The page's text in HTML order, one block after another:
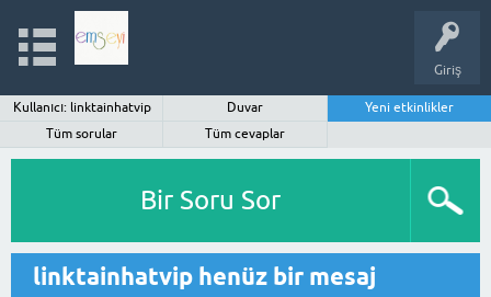
Giriş
Kullanıcı: linktainhatvip Duvar
Yeni etkinlikler
Tüm sorular
Tüm cevaplar
Bir Soru Sor
linktainhatvip henüz bir mesaj